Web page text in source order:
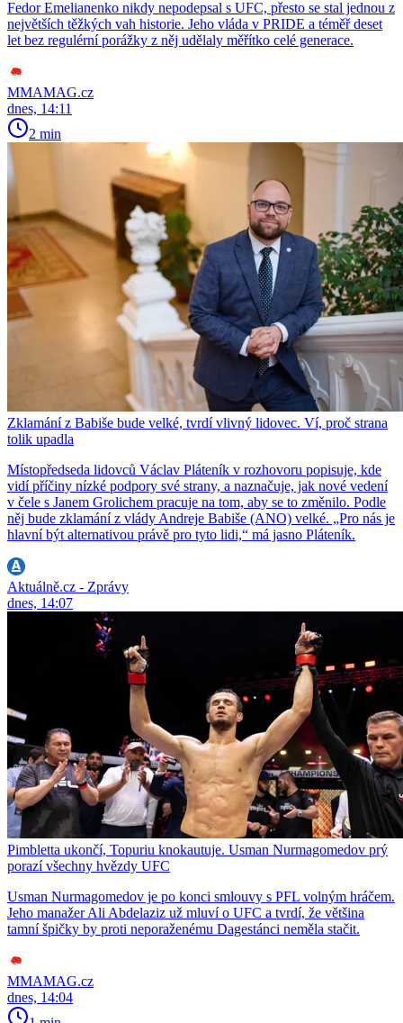
Fedor Emelianenko nikdy nepodepsal s UFC, přesto se stal jednou z
největších těžkých vah historie. Jeho vláda v PRIDE a téměř deset
let bez regulérní porážky z něj udělaly měřítko celé generace.
MMAMAG.cz
dnes, 14:11
2 min
Zklamání z Babiše bude velké, tvrdí vlivný lidovec. Ví, proč strana
tolik upadla
Místopředseda lidovců Václav Pláteník v rozhovoru popisuje, kde
vidí příčiny nízké podpory své strany, a naznačuje, jak nové vedení
v čele s Janem Grolichem pracuje na tom, aby se to změnilo. Podle
něj bude zklamání z vlády Andreje Babiše (ANO) velké. „Pro nás je
hlavní být alternativou právě pro tyto lidi,“ má jasno Pláteník.
Aktuálně.cz - Zprávy
dnes, 14:07
Pimbletta ukončí, Topuriu knokautuje. Usman Nurmagomedov prý
porazí všechny hvězdy UFC
Usman Nurmagomedov je po konci smlouvy s PFL volným hráčem.
Jeho manažer Ali Abdelaziz už mluví o UFC a tvrdí, že většina
tamní špičky by proti neporaženému Dagestánci neměla stačit.
MMAMAG.cz
dnes, 14:04